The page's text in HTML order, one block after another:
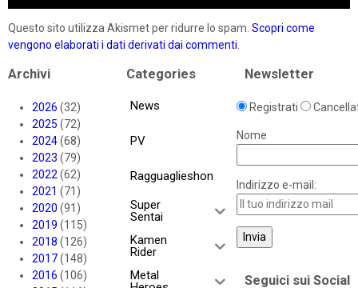
Questo sito utilizza Akismet per ridurre lo spam. Scopri come
vengono elaborati i dati derivati dai commenti.
Archivi
2026 (32)
2025 (72)
2024(68)
2023 (79)
2022(62)
2021 (71)
2020 (91)
2019 (115)
2018 (126)
2017(148)
2016 (106)
Categories
News
PV
Ragguaglieshon
Super
Sentai
Kamen
Rider
Metal
Newsletter
Registrati
Nome
Indirizzo e-mail:
Seguici sui Social